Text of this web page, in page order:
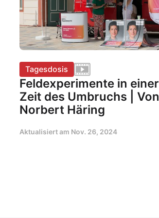
Tagesdosis
Feldexperimente in einer
Zeit des Umbruchs | Von
Norbert Häring
Aktualisiert am Nov. 26, 2024